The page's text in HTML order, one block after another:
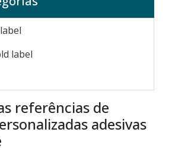
label
referências de
adesivas